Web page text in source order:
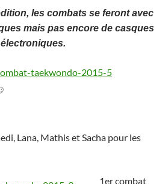
les combats se feront avec
mais pas encore de casques
électroniques.
Lana, Mathis et Sacha pour les
1er combat